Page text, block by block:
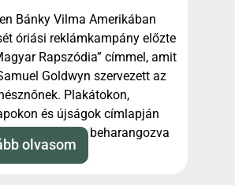
Bánky Vilma Amerikában
óriási reklámkampány előzte
Rapszódia” címmel, amit
Goldwyn szervezett az
Plakátokon,
és újságok címlapján
az arca, előre beharangozva
olvasom